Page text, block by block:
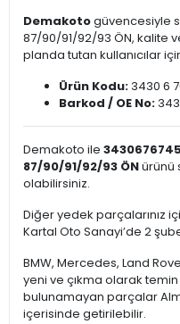
Demakotogüvencesiyle
87/90/91/92/93 ÖN, kalite
planda tutan kullanıcılar
Ürün Kodu:3430 6
Barkod / OE No:
Demakoto ile
87/90/91/92/93 ÖNürünü
olabilirsiniz.
Diğer yedek parçalarınız
Kartal Oto Sanayi’de 2
BMW, Mercedes, Land
yeni ve çıkma olarak
bulunamayan parçalar
içerisinde getirilebilir.